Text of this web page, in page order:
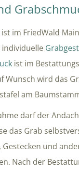
ist im FriedWald
individuelle
ist im
Wunsch wird das
am
darf der
das Grab
, Gestecken und
Nach der